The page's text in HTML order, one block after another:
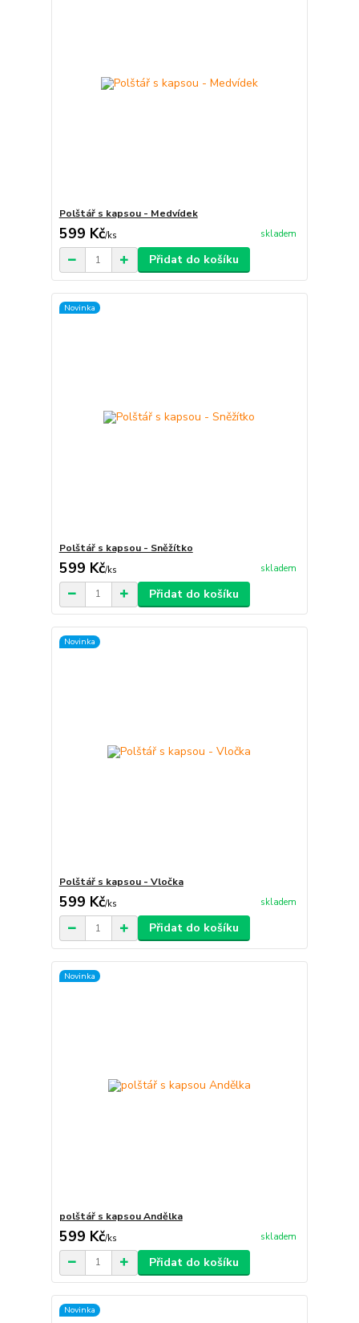
Polštář s kapsou - Medvídek
599 Kč/ks skladem
Přidat do košíku
Novinka
Polštář s kapsou - Sněžítko
599 Kč/ks skladem
Přidat do košíku
Novinka
Polštář s kapsou - Vločka
599 Kč/ks skladem
Přidat do košíku
Novinka
polštář s kapsou Andělka
599 Kč/ks skladem
Přidat do košíku
Novinka